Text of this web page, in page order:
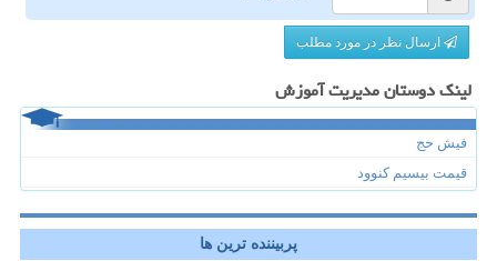
ارسال نظر در مورد مطلب
لینک دوستان مدیریت آموزش
فیش حج
قیمت بیسیم کنوود
پربیننده ترین ها